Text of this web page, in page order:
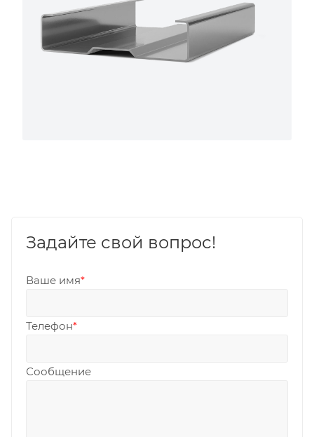
Задайте свой вопрос!
Ваше имя*
Телефон*
Сообщение